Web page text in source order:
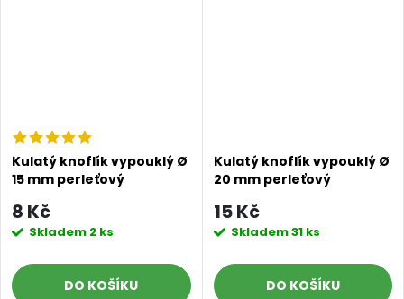
Kulatý knoflík vypouklý Ø
15 mm perleťový
8 Kč
Skladem 2 ks
DO KOŠÍKU
Kulatý knoflík vypouklý Ø
20 mm perleťový
15 Kč
Skladem31 ks
DO KOŠÍKU